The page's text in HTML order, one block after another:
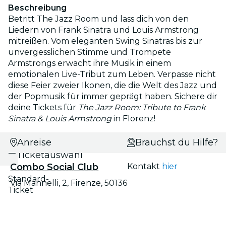
Beschreibung
Betritt The Jazz Room und lass dich von den
Liedern von Frank Sinatra und Louis Armstrong
mitreißen. Vom eleganten Swing Sinatras bis zur
unvergesslichen Stimme und Trompete
Armstrongs erwacht ihre Musik in einem
emotionalen Live-Tribut zum Leben. Verpasse nicht
diese Feier zweier Ikonen, die die Welt des Jazz und
der Popmusik für immer geprägt haben. Sichere dir
deine Tickets für The Jazz Room: Tribute to Frank
Sinatra & Louis Armstrongin Florenz!
Datums- und
Ticketauswahl
Standard-
Ticket
Anreise
Combo Social Club
Via Mannelli, 2, Firenze, 50136
Brauchst du Hilfe?
Kontakt hier